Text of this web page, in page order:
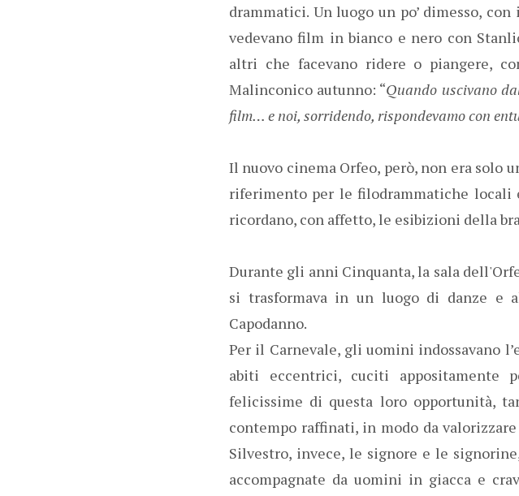
drammatici. Un luogo un po’ dimesso,
vedevano film in bianco e nero con
altri che facevano ridere o piangere,
Malinconico autunno: “Quando uscivano
film… e noi, sorridendo, rispondevamo con
Il nuovo cinema Orfeo, però, non era solo
riferimento per le filodrammatiche locali
ricordano, con affetto, le esibizioni della
Durante gli anni Cinquanta, la sala
si trasformava in un luogo di danze e
Capodanno.
Per il Carnevale, gli uomini indossavano
abiti eccentrici, cuciti appositamente
felicissime di questa loro opportunità,
contempo raffinati, in modo da
Silvestro, invece, le signore e le
accompagnate da uomini in giacca e